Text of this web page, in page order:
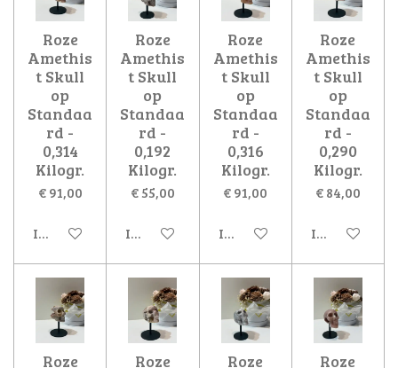
Roze
Amethis
t Skull
op
Standaa
rd -
0,314
Kilogr.
€ 91,00
In winkelwagen
Roze
Amethis
t Skull
op
Standaa
rd -
0,192
Kilogr.
€ 55,00
In winkelwagen
Roze
Amethis
t Skull
op
Standaa
rd -
0,316
Kilogr.
€ 91,00
In winkelwagen
Roze
Amethis
t Skull
op
Standaa
rd -
0,290
Kilogr.
€ 84,00
In
Roze
Roze
Roze
Roze